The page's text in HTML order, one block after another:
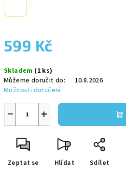
599 Kč
cena:
Skladem (1 ks)
Můžeme doručit do:
10.8.2026
Možnosti doručení
+
−
Zeptat se Hlídat Sdílet